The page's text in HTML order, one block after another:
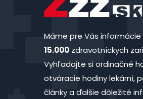
Máme pre Vás informácie
15.000 zdravotníckych
Vyhľadajte si ordinačné
otváracie hodiny lekární,
články a ďalšie dôležité